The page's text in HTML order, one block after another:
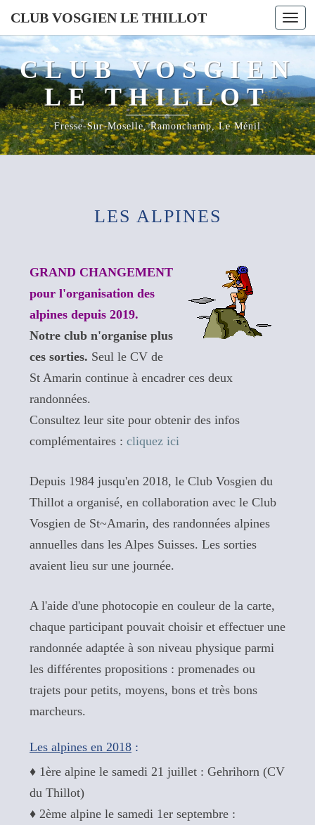
CLUB VOSGIEN LE THILLOT
CLUB VOSGIEN
LE THILLOT
Fresse-Sur-Moselle, Ramonchamp, Le Ménil
ALPINES
LES ALPINES
GRAND CHANGEMENT
pour l'organisation des
alpines depuis 2019.
Notre club n'organise plus
ces sorties. Seul le CV de
St Amarin continue à encadrer ces deux
randonnées.
Consultez leur site pour obtenir des infos
complémentaires : cliquez ici
Depuis 1984 jusqu'en 2018, le Club Vosgien du
Thillot a organisé, en collaboration avec le Club
Vosgien de St~Amarin, des randonnées alpines
annuelles dans les Alpes Suisses. Les sorties
avaient lieu sur une journée.
A l'aide d'une photocopie en couleur de la carte,
chaque participant pouvait choisir et effectuer une
randonnée adaptée à son niveau physique parmi
les différentes propositions : promenades ou
trajets pour petits, moyens, bons et très bons
marcheurs.
Les alpines en 2018 :
♦ 1ère alpine le samedi 21 juillet : Gehrihorn (CV
du Thillot)
♦ 2ème alpine le samedi 1er septembre :